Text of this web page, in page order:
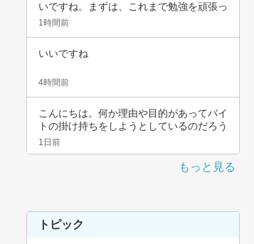
いですね。まずは、これまで勉強を頑張っ
てこられ…
1時間前
いいですね
4時間前
こんにちは。何か理由や目的があってバイ
トの掛け持ちをしようとしているのだろう
と思いま…
1日前
もっと見る
トピック